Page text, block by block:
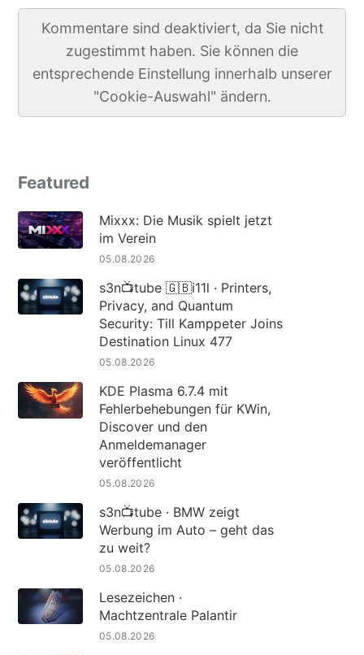
Kommentare sind deaktiviert, da Sie nicht
zugestimmt haben. Sie können die
entsprechende Einstellung innerhalb unserer
"Cookie-Auswahl" ändern.
Featured
Mixxx: Die Musik spielt jetzt
im Verein
05.08.2026
s3n📺tube 🇬🇧i11l · Printers,
Privacy, and Quantum
Security: Till Kamppeter Joins
Destination Linux 477
05.08.2026
KDE Plasma 6.7.4 mit
Fehlerbehebungen für KWin,
Discover und den
Anmeldemanager
veröffentlicht
05.08.2026
s3n📺tube · BMW zeigt
Werbung im Auto – geht das
zu weit?
05.08.2026
Lesezeichen ·
Machtzentrale Palantir
05.08.2026